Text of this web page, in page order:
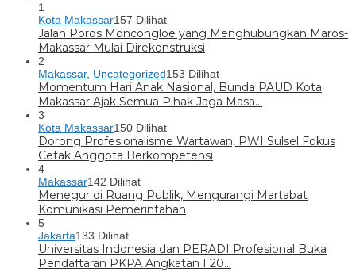
1
Kota Makassar157 Dilihat
Jalan Poros Moncongloe yang Menghubungkan Maros-
Makassar Mulai Direkonstruksi
2
Makassar, Uncategorized153 Dilihat
Momentum Hari Anak Nasional, Bunda PAUD Kota
Makassar Ajak Semua Pihak Jaga Masa…
3
Kota Makassar150 Dilihat
Dorong Profesionalisme Wartawan, PWI Sulsel Fokus
Cetak Anggota Berkompetensi
4
Makassar142 Dilihat
Menegur di Ruang Publik, Mengurangi Martabat
Komunikasi Pemerintahan
5
Jakarta133 Dilihat
Universitas Indonesia dan PERADI Profesional Buka
Pendaftaran PKPA Angkatan I 20…